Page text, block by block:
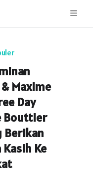
Maxime
Day
Bouttier
Berikan
Ke